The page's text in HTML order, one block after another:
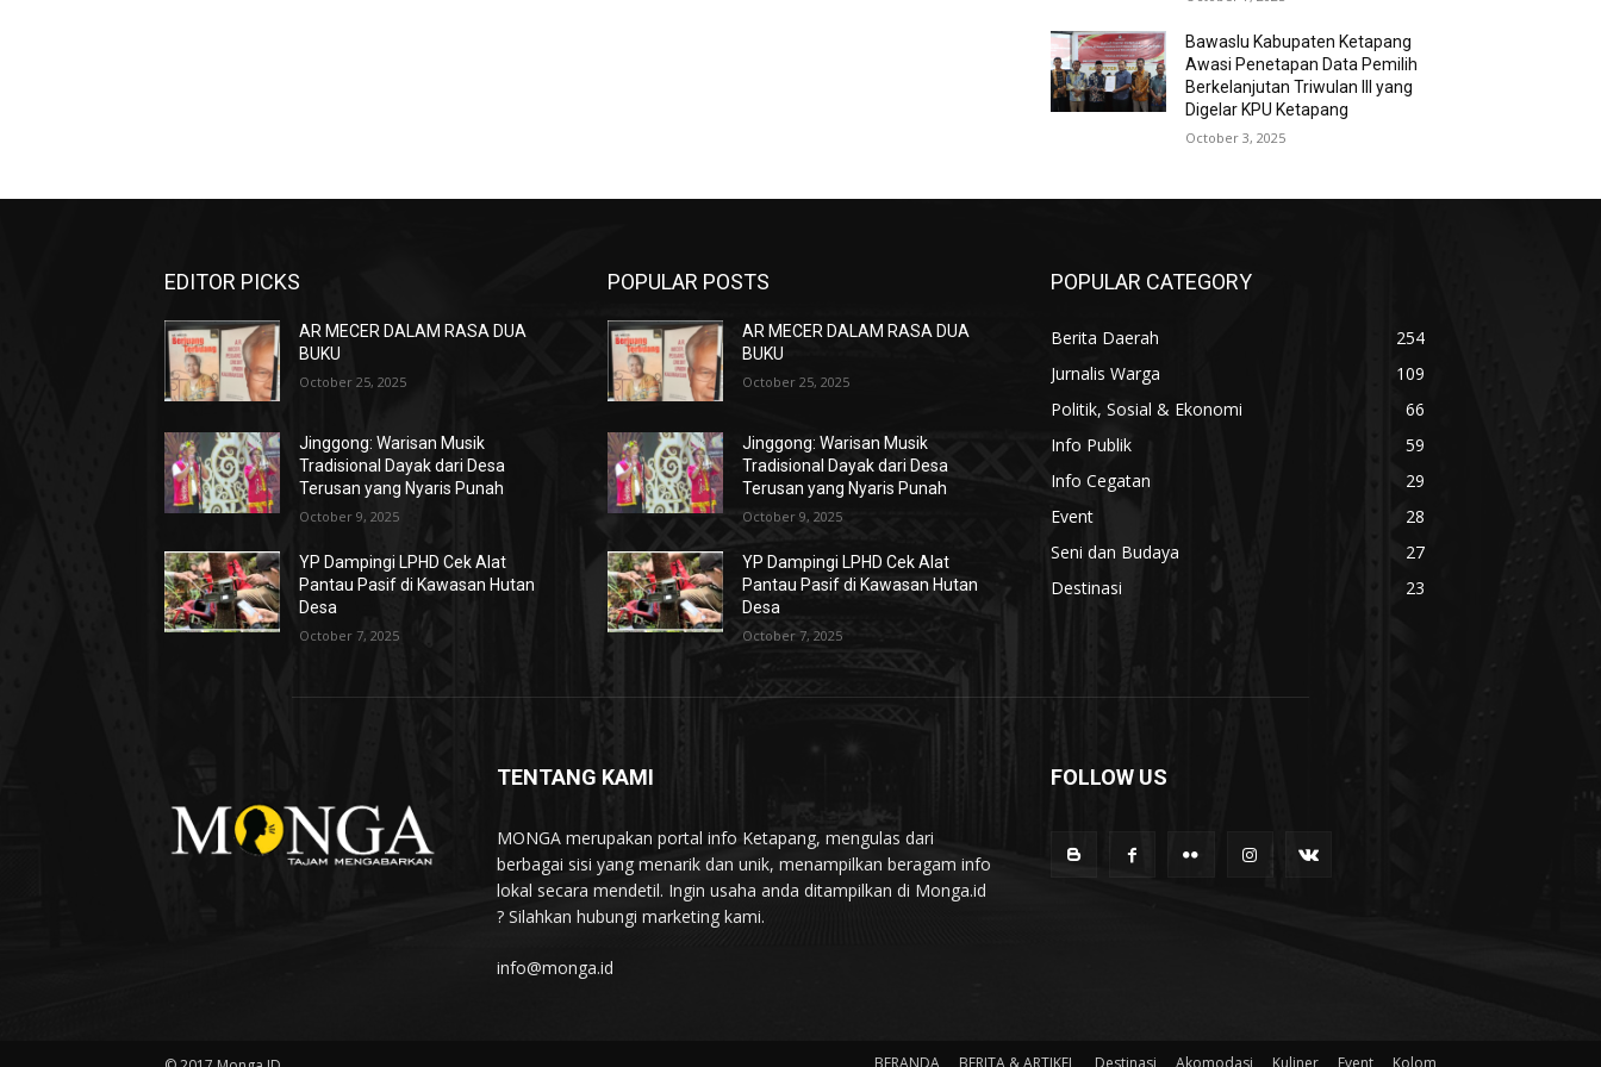
Bawaslu Kabupaten Ketapang
Awasi Penetapan Data Pemilih
Berkelanjutan Triwulan III yang
Digelar KPU Ketapang
October 3, 2025
EDITOR PICKS
AR MECER DALAM RASA DUA
BUKU
October 25, 2025
Jinggong: Warisan Musik
Tradisional Dayak dari Desa
Terusan yang Nyaris Punah
October 9, 2025
YP Dampingi LPHD Cek Alat
Pantau Pasif di Kawasan Hutan
Desa
October 7, 2025
POPULAR POSTS
AR MECER DALAM RASA DUA
BUKU
October 25, 2025
Jinggong: Warisan Musik
Tradisional Dayak dari Desa
Terusan yang Nyaris Punah
October 9, 2025
YP Dampingi LPHD Cek Alat
Pantau Pasif di Kawasan Hutan
Desa
October 7, 2025
POPULAR CATEGORY
Berita Daerah
254
Jurnalis Warga
109
Politik, Sosial & Ekonomi
66
Info Publik
59
Info Cegatan
29
Event
28
Seni dan Budaya
27
Destinasi
23
TENTANG KAMI
MONGA merupakan portal info Ketapang, mengulas dari
berbagai sisi yang menarik dan unik, menampilkan beragam info
lokal secara mendetil. Ingin usaha anda ditampilkan di Monga.id
? Silahkan hubungi marketing kami.
info@monga.id
FOLLOW US
BERANDA BERITA & ARTIKEL Destinasi Akomodasi Kuliner Event Kolom